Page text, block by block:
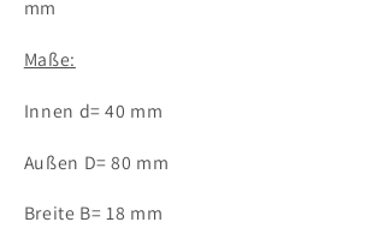
mm
Kugellager
mm
Maße:
Innen d= 40 mm
Außen D= 80 mm
Breite B= 18 mm